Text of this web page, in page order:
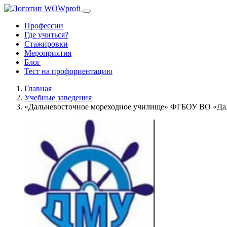
Профессии
Где учиться?
Стажировки
Мероприятия
Блог
Тест на профориентацию
Главная
Учебные заведения
«Дальневосточное мореходное училище» ФГБОУ ВО